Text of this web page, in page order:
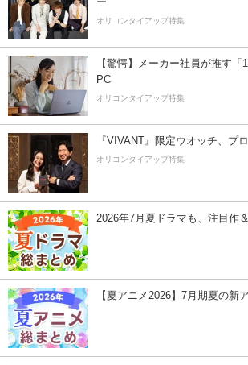
オリコンタイアップ特集
【驚愕】メーカー社員が推す
PC
オリコンタイアップ特集
『VIVANT』限定ウオッチ、プ
オリコンタイアップ特集
2026年7月夏ドラマも、注目作
【夏アニメ2026】7月期夏の新